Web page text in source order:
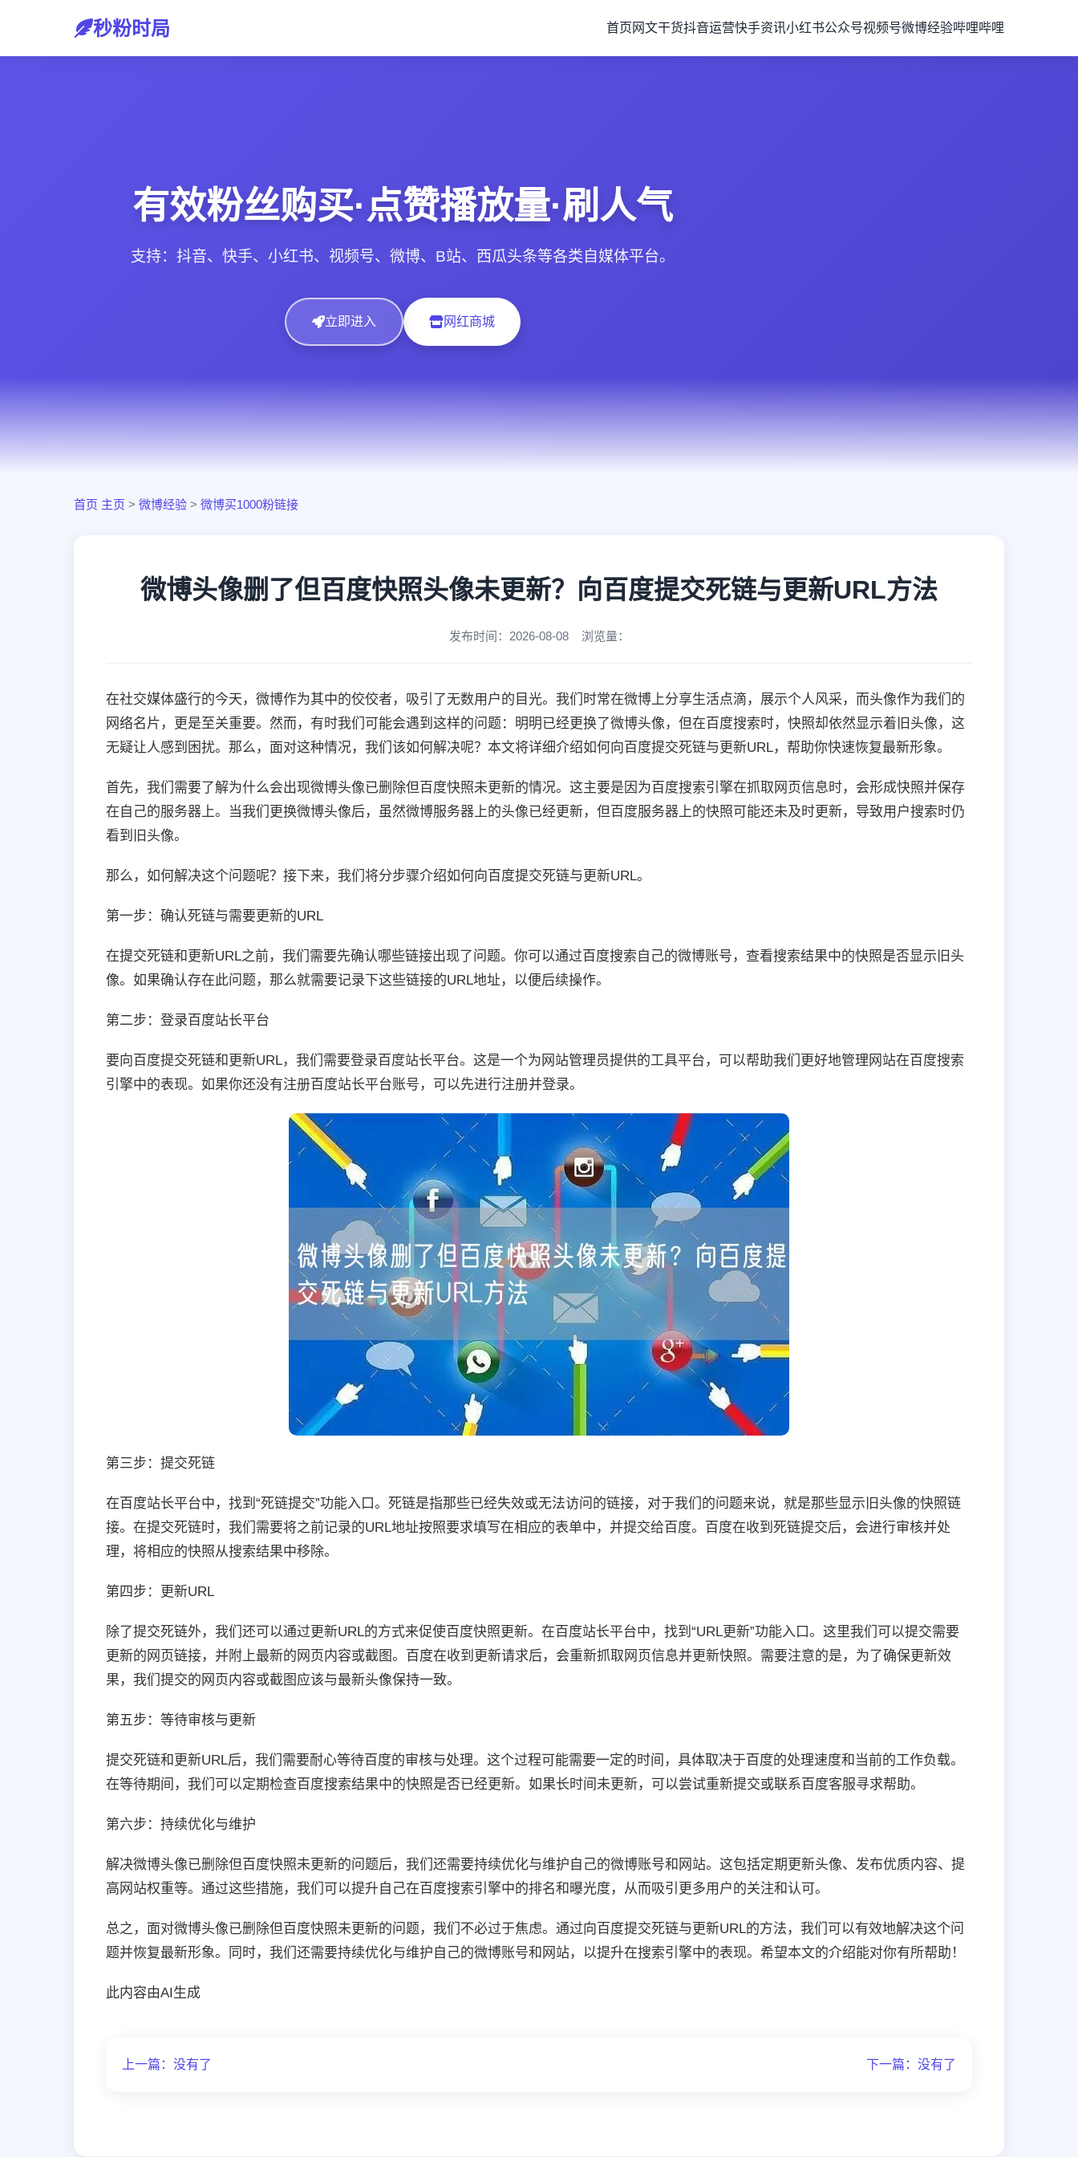
秒粉时局 首页 网文干货抖音运营快手资讯小红书公众号视频号微博经验哔哩哔哩
有效粉丝购买·点赞播放量·刷人气
支持：抖音、快手、小红书、视频号、微博、B站、西瓜头条等各类自媒体平台。
立即进入 网红商城
首页 主页 > 微博经验 > 微博买1000粉链接
微博头像删了但百度快照头像未更新？向百度提交死链与更新URL方法
发布时间：2026-08-08 浏览量：
在社交媒体盛行的今天，微博作为其中的佼佼者，吸引了无数用户的目光。我们时常在微博上分享生活点滴，展示个人风采，而头像作为我们的
网络名片，更是至关重要。然而，有时我们可能会遇到这样的问题：明明已经更换了微博头像，但在百度搜索时，快照却依然显示着旧头像，这
无疑让人感到困扰。那么，面对这种情况，我们该如何解决呢？本文将详细介绍如何向百度提交死链与更新URL，帮助你快速恢复最新形象。
首先，我们需要了解为什么会出现微博头像已删除但百度快照未更新的情况。这主要是因为百度搜索引擎在抓取网页信息时，会形成快照并保存
在自己的服务器上。当我们更换微博头像后，虽然微博服务器上的头像已经更新，但百度服务器上的快照可能还未及时更新，导致用户搜索时仍
看到旧头像。
那么，如何解决这个问题呢？接下来，我们将分步骤介绍如何向百度提交死链与更新URL。
第一步：确认死链与需要更新的URL
在提交死链和更新URL之前，我们需要先确认哪些链接出现了问题。你可以通过百度搜索自己的微博账号，查看搜索结果中的快照是否显示旧头
像。如果确认存在此问题，那么就需要记录下这些链接的URL地址，以便后续操作。
第二步：登录百度站长平台
要向百度提交死链和更新URL，我们需要登录百度站长平台。这是一个为网站管理员提供的工具平台，可以帮助我们更好地管理网站在百度搜索
引擎中的表现。如果你还没有注册百度站长平台账号，可以先进行注册并登录。
第三步：提交死链
在百度站长平台中，找到“死链提交”功能入口。死链是指那些已经失效或无法访问的链接，对于我们的问题来说，就是那些显示旧头像的快照链
接。在提交死链时，我们需要将之前记录的URL地址按照要求填写在相应的表单中，并提交给百度。百度在收到死链提交后，会进行审核并处
理，将相应的快照从搜索结果中移除。
第四步：更新URL
除了提交死链外，我们还可以通过更新URL的方式来促使百度快照更新。在百度站长平台中，找到“URL更新”功能入口。这里我们可以提交需要
更新的网页链接，并附上最新的网页内容或截图。百度在收到更新请求后，会重新抓取网页信息并更新快照。需要注意的是，为了确保更新效
果，我们提交的网页内容或截图应该与最新头像保持一致。
第五步：等待审核与更新
提交死链和更新URL后，我们需要耐心等待百度的审核与处理。这个过程可能需要一定的时间，具体取决于百度的处理速度和当前的工作负载。
在等待期间，我们可以定期检查百度搜索结果中的快照是否已经更新。如果长时间未更新，可以尝试重新提交或联系百度客服寻求帮助。
第六步：持续优化与维护
解决微博头像已删除但百度快照未更新的问题后，我们还需要持续优化与维护自己的微博账号和网站。这包括定期更新头像、发布优质内容、提
高网站权重等。通过这些措施，我们可以提升自己在百度搜索引擎中的排名和曝光度，从而吸引更多用户的关注和认可。
总之，面对微博头像已删除但百度快照未更新的问题，我们不必过于焦虑。通过向百度提交死链与更新URL的方法，我们可以有效地解决这个问
题并恢复最新形象。同时，我们还需要持续优化与维护自己的微博账号和网站，以提升在搜索引擎中的表现。希望本文的介绍能对你有所帮助！
此内容由AI生成
上一篇：没有了 下一篇：没有了